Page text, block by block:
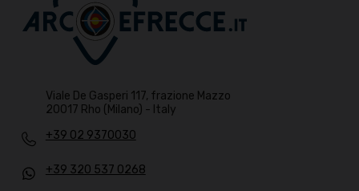
Viale De Gasperi 117, frazione Mazzo
20017 Rho (Milano) - Italy
+39 02 9370030
+39 320 537 0268